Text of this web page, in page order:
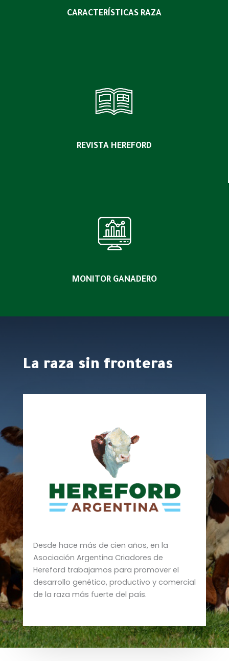
CARACTERÍSTICAS RAZA
REVISTA HEREFORD
MONITOR GANADERO
La raza sin fronteras
Desde hace más de cien años, en la
Asociación Argentina Criadores de
Hereford trabajamos para promover el
desarrollo genético, productivo y comercial
de la raza más fuerte del país.